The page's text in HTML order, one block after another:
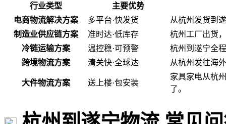
行业类型
主要优势
电商物流解决方案
多平台·快发货
从杭州发货到
制造业供应链方案
准时达·低库存
杭州工厂出货
冷链运输方案
温控稳·可预警
杭州到遂宁全
跨境物流方案
清关快·全球达 从杭州发往海
大件物流方案 送上楼·包安装
家具家电从杭
了。